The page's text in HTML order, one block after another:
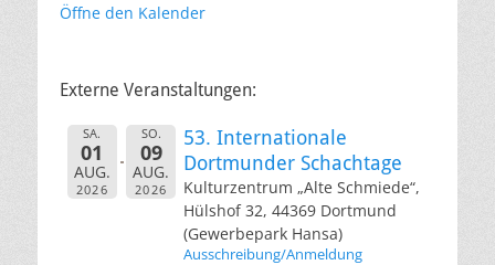
Öffne den Kalender
Externe Veranstaltungen:
SA.
01
AUG.
2026
SO.
09
AUG.
2026
53. Internationale
Dortmunder Schachtage
Kulturzentrum „Alte Schmiede“,
Hülshof 32, 44369 Dortmund
(Gewerbepark Hansa)
Ausschreibung/Anmeldung